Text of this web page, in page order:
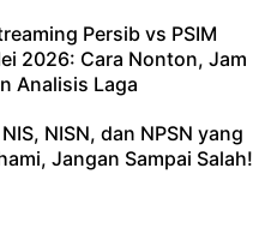
Persib vs PSIM
2026: Cara Nonton, Jam
Analisis Laga
NISN, dan NPSN yang
Jangan Sampai Salah!